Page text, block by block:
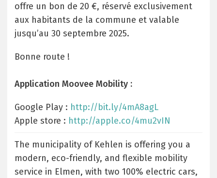
offre un bon de 20 €, réservé exclusivement
aux habitants de la commune et valable
jusqu’au 30 septembre 2025.
Bonne route !
Application Moovee Mobility :
Google Play : http://bit.ly/4mA8agL
Apple store : http://apple.co/4mu2vIN
The municipality of Kehlen is offering you a
modern, eco-friendly, and flexible mobility
service in Elmen, with two 100% electric cars,